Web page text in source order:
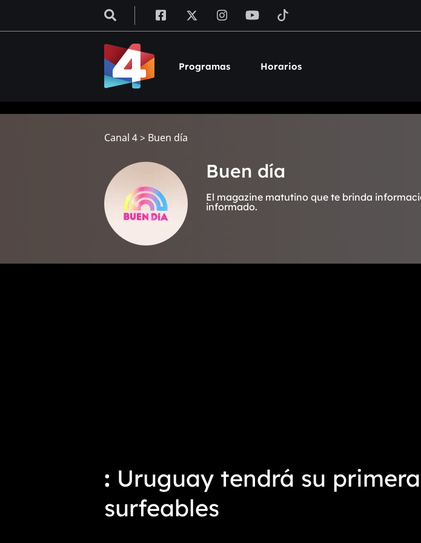
Programas Horarios
Canal 4> Buen día
Buen día
El magazine matutino que te brinda
informado.
Uruguay tendrá su
surfeables